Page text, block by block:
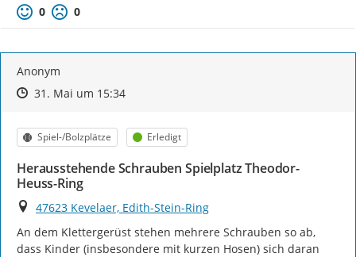
0 0
Anonym
Zeitpunkt des Erstellens
Zeitpunkt des Erstellens
31. Mai um 15:34Zur Äußerung
Kategorie
Spiel-/Bolzplätze Status
Erledigt
Herausstehende Schrauben Spielplatz Theodor-
Heuss-Ring
Ort
47623 Kevelaer, Edith-Stein-Ring
An dem Klettergerüst stehen mehrere Schrauben so ab,
dass Kinder (insbesondere mit kurzen Hosen) sich daran